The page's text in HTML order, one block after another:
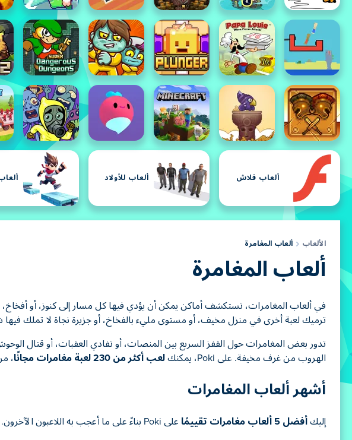
ألعاب فلاش ألعاب للأولاد
الألعاب ألعاب المغامرة
ألعاب المغامرة
في ألعاب المغامرات، تستكشف أماكن يمكن أن يؤدي فيها كل مسار إلى كنوز، أو
ترميك لعبة أخرى في منزل مخيف، أو مستوى مليء بالفخاخ، أو جزيرة نجاة لا تملك
تدور بعض المغامرات حول القفز السريع بين المنصات، أو تفادي العقبات، أو قتال
الهروب من غرف مخيفة. على Poki، يمكنك
لعب أكثر من 230 لعبة مغامرات مجانًا ،
أشهر ألعاب المغامرات
إليك أفضل 5 ألعاب مغامرات تقييمًا على Poki بناءً على ما أعجب به اللاعبون الآخرون.